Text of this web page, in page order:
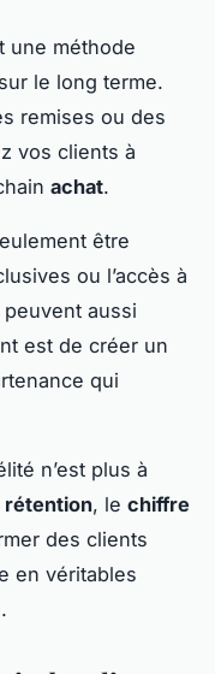
une méthode
sur le long terme.
remises ou des
vos clients à
achat.
être
ou l’accès à
aussi
est de créer un
qui
n’est plus à
rétention, le chiffre
des clients
en véritables